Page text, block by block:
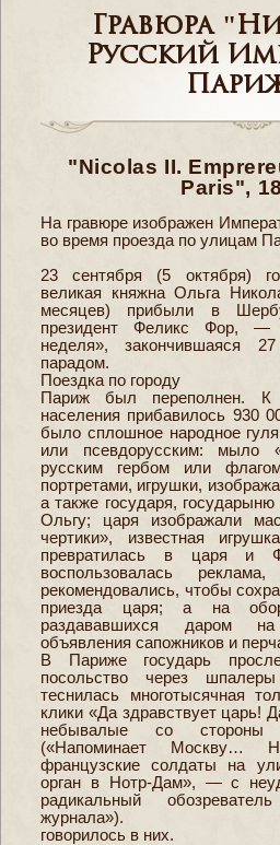
Гравюра
Русский
"Nicolas II.
Paris",
На гравюре изображен
во время проезда по улицам
23 сентября (5 октября)
великая княжна Ольга
месяцев) прибыли в
президент Феликс Фор, —
неделя», закончившаяся
парадом.
Поездка по городу
Париж был переполнен. К
населения прибавилось 930
было сплошное народное
или псевдорусским: мыло
русским гербом или
портретами, игрушки,
а также государя,
Ольгу; царя изображали
чертики», известная
превратилась в царя и
воспользовалась
рекомендовались, чтобы
приезда царя; а на
раздававшихся даром
объявления сапожников и
В Париже государь
посольство через
теснилась многотысячная
клики «Да здравствует царь!
небывалые со стороны
(«Напоминает Москву…
французские солдаты на
орган в Нотр-Дам», — с
радикальный
журнала»).
говорилось в них.